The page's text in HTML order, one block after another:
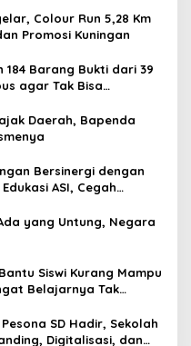
Colour Run 5,28 Km
Promosi Kuningan
184 Barang Bukti dari 39
agar Tak Bisa
Daerah, Bapenda
Bersinergi dengan
ASI, Cegah
yang Untung, Negara
Siswi Kurang Mampu
Belajarnya Tak
SD Hadir, Sekolah
Digitalisasi, dan